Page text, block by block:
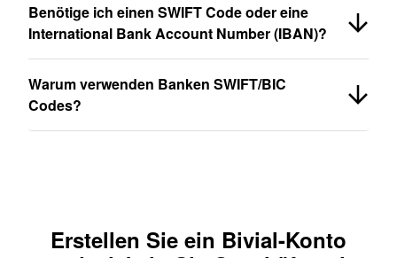
Benötige ich einen SWIFT Code oder eine
International Bank Account Number (IBAN)?
Warum verwenden Banken SWIFT/BIC
Codes?
Erstellen Sie ein Bivial-Konto